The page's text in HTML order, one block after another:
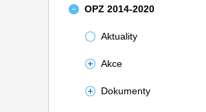
OPZ 2014-2020
Aktuality
Akce
Dokumenty